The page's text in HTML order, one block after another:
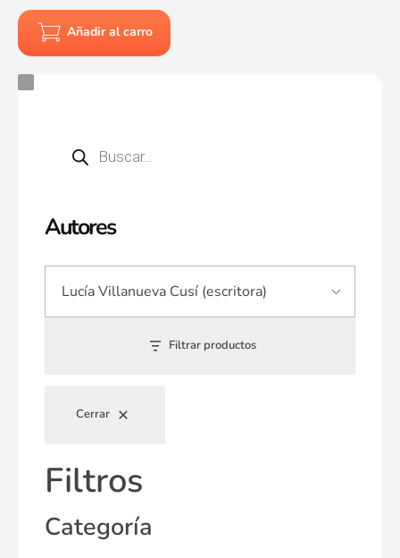
Autores
Filtrar productos
Cerrar
Filtros
Categoría
Añadir al carro